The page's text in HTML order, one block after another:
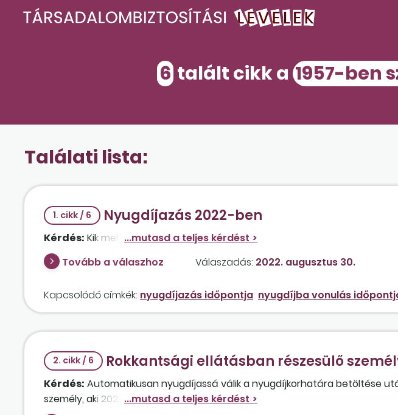
6 talált cikk a 1957-ben
Találati lista:
1. cikk / 6 Nyugdíjazás 2022-ben
Kérdés: Kik mehetnek nyugdíjba 2022-ben?
Tovább a válaszhoz
Válaszadás: 2022. augusztus 30.
Kapcsolódó címkék: nyugdíjazás időpontja nyugdíjba vonulás
2. cikk / 6 Rokkantsági ellátásban részesülő
Kérdés: Automatikusan nyugdíjassá válik a nyugdíjkorhatára betöltése
személy, aki 2022. december hónapban tölti be a 65. életévét?